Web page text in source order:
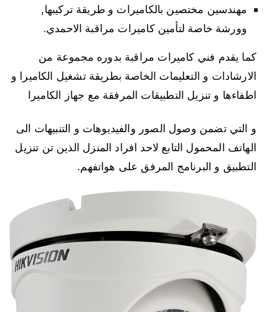
مهندسين مختصين بالكاميرات و طريقة تركيبها,
وورشة خاصة لتأمين كاميرات مراقبة الاحمدي.
كما يقدم فني كاميرات مراقبة بدوره مجموعة من
الارشادات و التعليمات الخاصة بطريقة تشغيل الكاميرا و
اطفاءها و تنزيل التطبيقات المرفقة مع جهاز الكاميرا
و التي تضمن وصول الصور والفيديوهات و التنبيهات الى
الهاتف المحمول التابع لاحد افراد المنزل الذين تن تنزيل
التطبيق و البرنامج المرفق على هواتفهم.